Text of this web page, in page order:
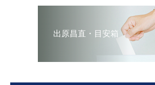
出原昌直・目安箱